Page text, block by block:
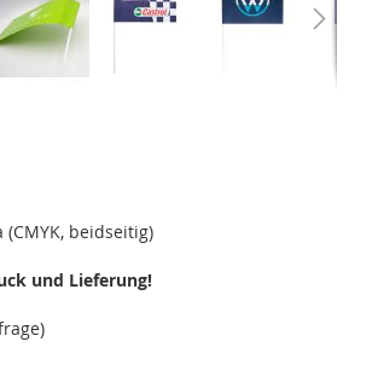
beidseitig)
und Lieferung!